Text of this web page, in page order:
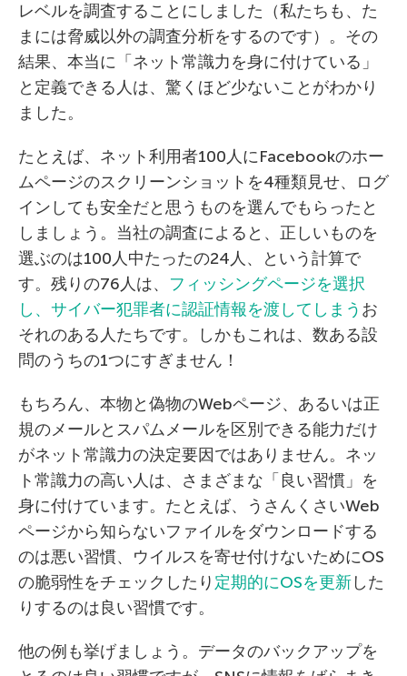
レベルを調査することにしました（私たちも、た
まには脅威以外の調査分析をするのです）。その
結果、本当に「ネット常識力を身に付けている」
と定義できる人は、驚くほど少ないことがわかり
ました。
たとえば、ネット利用者100人にFacebookのホー
ムページのスクリーンショットを4種類見せ、ログ
インしても安全だと思うものを選んでもらったと
しましょう。当社の調査によると、正しいものを
選ぶのは100人中たったの24人、という計算で
す。残りの76人は、 フィッシングページを選択
し、サイバー犯罪者に認証情報を渡してしまう お
それのある人たちです。しかもこれは、数ある設
問のうちの1つにすぎません！
もちろん、本物と偽物のWebページ、あるいは正
規のメールとスパムメールを区別できる能力だけ
がネット常識力の決定要因ではありません。ネッ
ト常識力の高い人は、さまざまな「良い習慣」を
身に付けています。たとえば、うさんくさいWeb
ページから知らないファイルをダウンロードする
のは悪い習慣、ウイルスを寄せ付けないためにOS
の脆弱性をチェックしたり 定期的にOSを更新した
りするのは良い習慣です。
他の例も挙げましょう。データのバックアップを